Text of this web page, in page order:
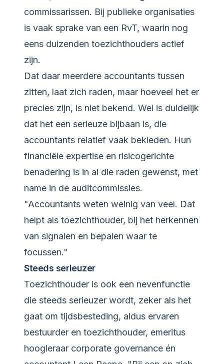
commissarissen. Bij publieke organisaties
is vaak sprake van een RvT, waarin nog
eens duizenden toezichthouders actief
zijn.
Dat daar meerdere accountants tussen
zitten, laat zich raden, maar hoeveel het er
precies zijn, is niet bekend. Wel is duidelijk
dat het een serieuze bijbaan is, die
accountants relatief vaak bekleden. Hun
financiële expertise en risicogerichte
benadering is in al die raden gewenst, met
name in de auditcommissies.
"Accountants weten weinig van veel. Dat
helpt als toezichthouder, bij het herkennen
van signalen en bepalen waar te
focussen."
Steeds serieuzer
Toezichthouder is ook een nevenfunctie
die steeds serieuzer wordt, zeker als het
gaat om tijdsbesteding, aldus ervaren
bestuurder en toezichthouder, emeritus
hoogleraar corporate governance én